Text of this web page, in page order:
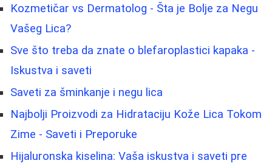
Kozmetičar vs Dermatolog - Šta je Bolje za Negu
Vašeg Lica?
Sve što treba da znate o blefaroplastici kapaka -
Iskustva i saveti
Saveti za šminkanje i negu lica
Najbolji Proizvodi za Hidrataciju Kože Lica Tokom
Zime - Saveti i Preporuke
Hijaluronska kiselina: Vaša iskustva i saveti pre